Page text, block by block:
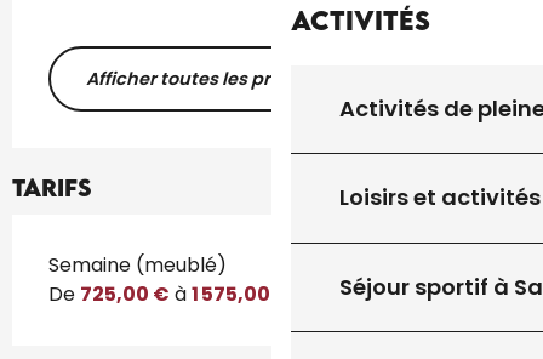
Activités
Activités de
Loisirs et activités
Séjour sportif à
Afficher toutes les prestations
Tarifs
Tarifs 2026
Semaine (meublé)
De 725,00 € à1 575,00 €